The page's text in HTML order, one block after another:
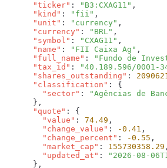
      "ticker"
: "B3:CXAG11"
      "kind"
: "fii"
      "unit"
: "currency"
      "currency"
: "BRL"
      "symbol"
: "CXAG11"
      "name"
: "FII Caixa Ag"
      "full_name"
:
"Fundo de
      "tax_id"
: "40.189.596/0001-
      "shares_outstanding"
:
      "classification"
        "sector"
:
      "quote"
        "value"
: 74.49
        "change_value"
: -0.41
        "change_percent"
: -0.55
        "market_cap"
: 155730358.29
        "updated_at"
: